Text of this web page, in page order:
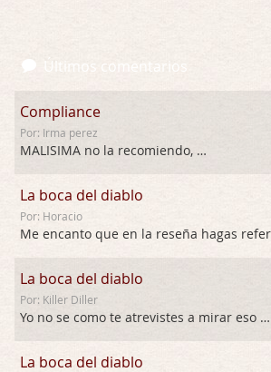
Últimos comentarios
Compliance
Por: Irma perez
MALISIMA no la recomiendo, …
La boca del diablo
Por: Horacio
La boca del diablo
Por: Killer Diller
Yo no se como te atrevistes a mirar eso …
La boca del diablo